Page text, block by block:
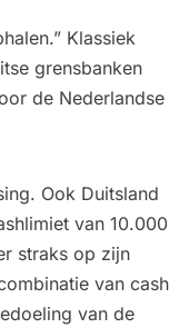
Klassiek
grensbanken
de Nederlandse
Ook Duitsland
van 10.000
straks op zijn
van cash
van de